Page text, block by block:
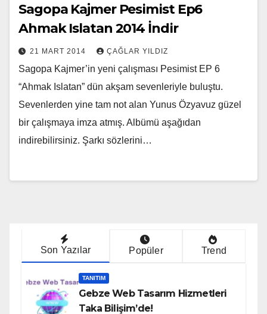
Sagopa Kajmer Pesimist Ep6
Ahmak Islatan 2014 İndir
21 MART 2014 ÇAĞLAR YILDIZ
Sagopa Kajmer’in yeni çalışması Pesimist EP 6
“Ahmak Islatan” dün akşam sevenleriyle buluştu.
Sevenlerden yine tam not alan Yunus Özyavuz güzel
bir çalışmaya imza atmış. Albümü aşağıdan
indirebilirsiniz. Şarkı sözlerini…
Son Yazılar Popüler Trend
TANITIM
Gebze Web Tasarım Hizmetleri
Taka Bilişim’de!